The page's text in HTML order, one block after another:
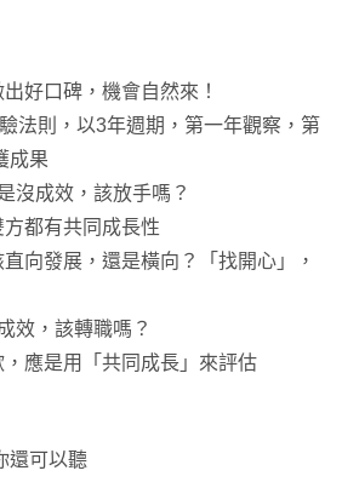
好口碑，機會自然來！
法則，以3年週期，第一年觀察，第
成果
沒成效，該放手嗎？
都有共同成長性
向發展，還是橫向？「找開心」，
效，該轉職嗎？
應是用「共同成長」來評估
還可以聽